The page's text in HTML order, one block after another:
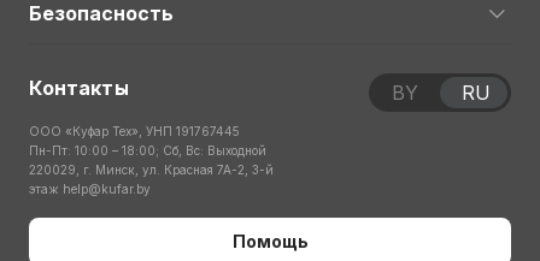
Безопасность
Контакты
ООО «Куфар Тех», УНП 191767445
Пн-Пт: 10:00 – 18:00; Сб, Вс: Выходной
220029, г. Минск, ул. Красная 7А-2, 3-й
этаж help@kufar.by
Помощь
BY RU